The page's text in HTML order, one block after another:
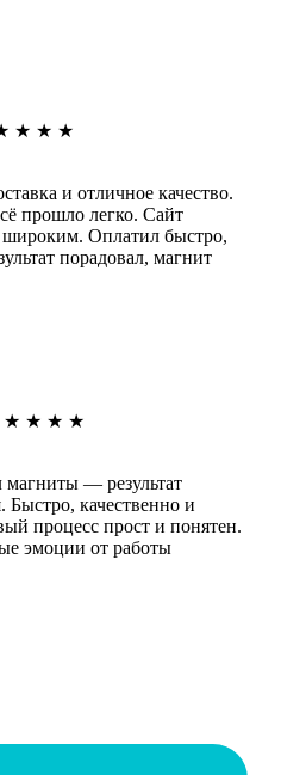
★ ★ ★
и отличное качество.
прошло легко. Сайт
Оплатил быстро,
порадовал, магнит
★ ★ ★ ★
магниты — результат
качественно и
процесс прост и понятен.
эмоции от работы